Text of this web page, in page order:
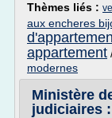
Thèmes liés :
aux encheres
appartement
modernes
Ministère
judiciaires